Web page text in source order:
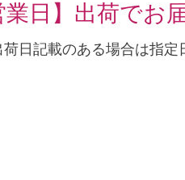
日】出荷でお
日記載のある場合は指定